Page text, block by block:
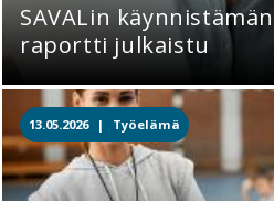
SAVALin
raportti julkaistu
13.05.2026 | Työelämä